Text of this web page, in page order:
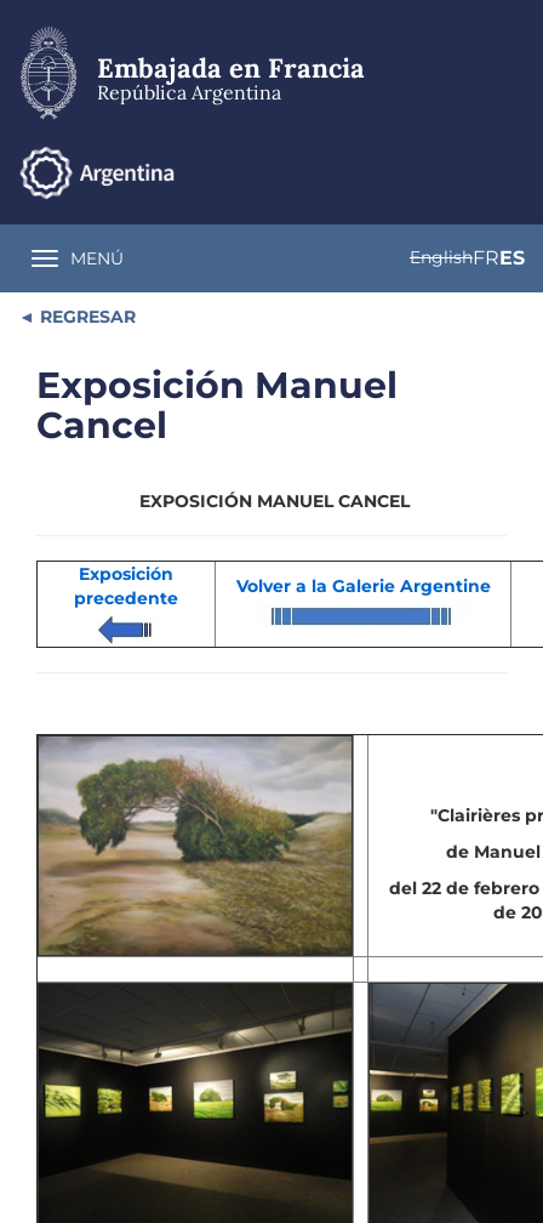
contenido
principal
Embajada en Francia
República Argentina
Toggle navigation
MENÚ EnglishFRES
REGRESAR
Exposición Manuel
Cancel
EXPOSICIÓN MANUEL CANCEL
Exposición
precedente
Volver a la Galerie Argentine
"Clairières
de
del 22 de
de